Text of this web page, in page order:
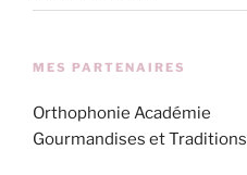
MES PARTENAIRES
Orthophonie Académie
Gourmandises et Traditions